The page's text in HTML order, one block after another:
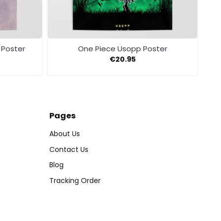
One Piece Usopp Poster
€20.95
Pages
About Us
Contact Us
Blog
Tracking Order